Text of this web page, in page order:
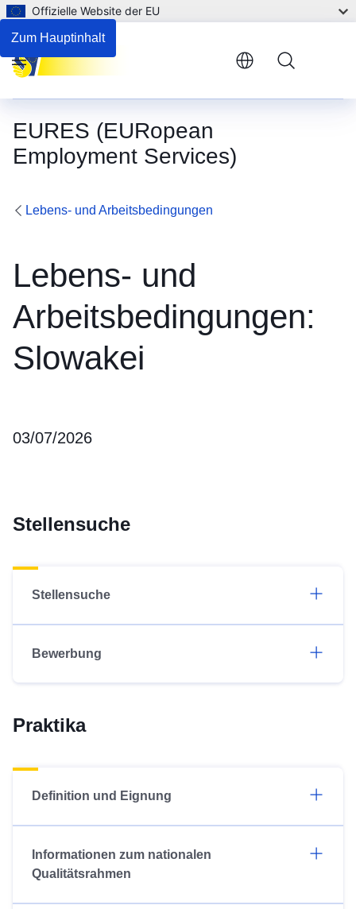
Zum Hauptinhalt
Offizielle Website der EU
EURES (EURopean
Employment Services)
Menu
Lebens- und Arbeitsbedingungen
Lebens- und
Arbeitsbedingungen:
Slowakei
03/07/2026
Beschäftigung und Unterstützung für Menschen mit
Stellensuche
Stellensuche
Bewerbung
Praktika
Definition und Eignung
Informationen zum nationalen
Qualitätsrahmen